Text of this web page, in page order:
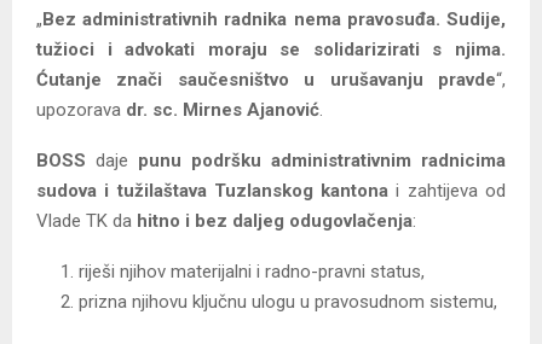
„ Bez administrativnih radnika nema pravosuđa. Sudije,
tužioci i advokati moraju se solidarizirati s njima.
Ćutanje znači saučesništvo u urušavanju pravde“,
upozorava dr. sc. Mirnes Ajanović.
BOSS daje punu podršku administrativnim radnicima
sudova i tužilaštava Tuzlanskog kantona i zahtijeva od
Vlade TK da hitno i bez daljeg odugovlačenja:
riješi njihov materijalni i radno-pravni status,
prizna njihovu ključnu ulogu u pravosudnom sistemu,